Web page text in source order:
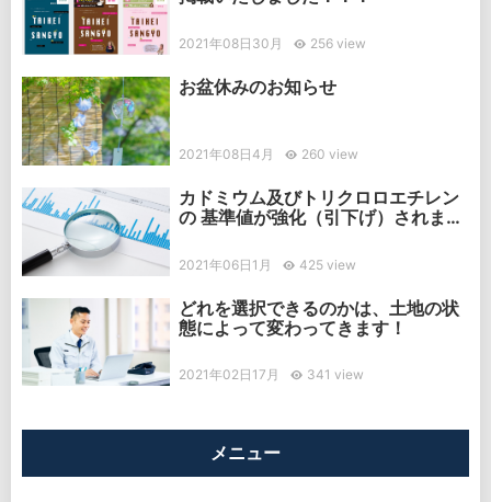
2021年08日30月 256 view
お盆休みのお知らせ
2021年08日4月 260 view
カドミウム及びトリクロロエチレン
の 基準値が強化（引下げ）されまし
2021年06日1月 425 view
どれを選択できるのかは、土地の状
態によって変わってきます！
2021年02日17月 341 view
メニュー